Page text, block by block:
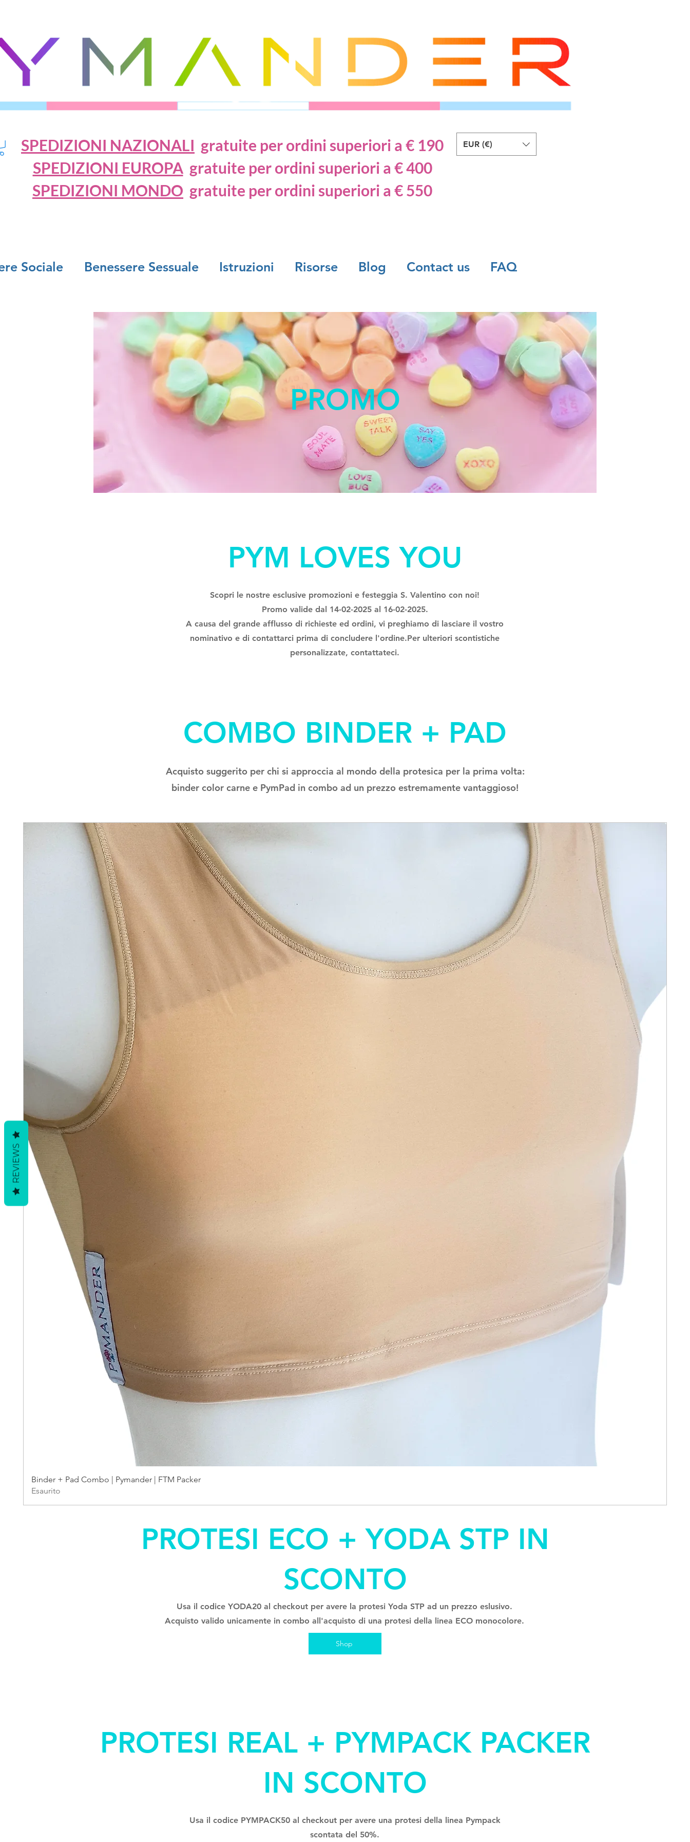
SPEDIZIONI NAZIONALI gratuite per ordini superiori a € 190
SPEDIZIONI EUROPAgratuite per ordini superiori a € 400
SPEDIZIONI MONDO gratuite per ordini superiori a € 550
EUR (€)
Sociale Benessere Sessuale Istruzioni Risorse Blog Contact us FAQ
PROMO
PYM LOVES YOU
Scopri le nostre esclusive promozioni e festeggia S. Valentino con noi!
Promo valide dal 14-02-2025 al 16-02-2025.
A causa del grande afflusso di richieste ed ordini, vi preghiamo di lasciare il vostro
nominativo e di contattarci prima di concludere l'ordine.Per ulteriori scontistiche
personalizzate, contattateci.
COMBO BINDER + PAD
Acquisto suggerito per chi si approccia al mondo della protesica per la prima volta:
binder color carne e PymPad in combo ad un prezzo estremamente vantaggioso!
Binder + Pad Combo | Pymander | FTM Packer
Esaurito
PROTESI ECO + YODA STP IN
SCONTO
Usa il codice YODA20 al checkout per avere la protesi Yoda STP ad un prezzo eslusivo.
Acquisto valido unicamente in combo all'acquisto di una protesi della linea ECO monocolore.
Shop
PROTESI REAL + PYMPACK PACKER
IN SCONTO
Usa il codice PYMPACK50 al checkout per avere una protesi della linea Pympack
scontata del 50%.
REVIEWS